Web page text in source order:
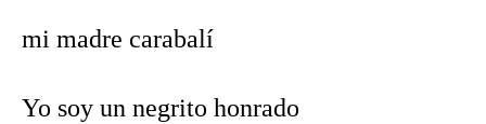
mi madre carabalí
Yo soy un negrito honrado